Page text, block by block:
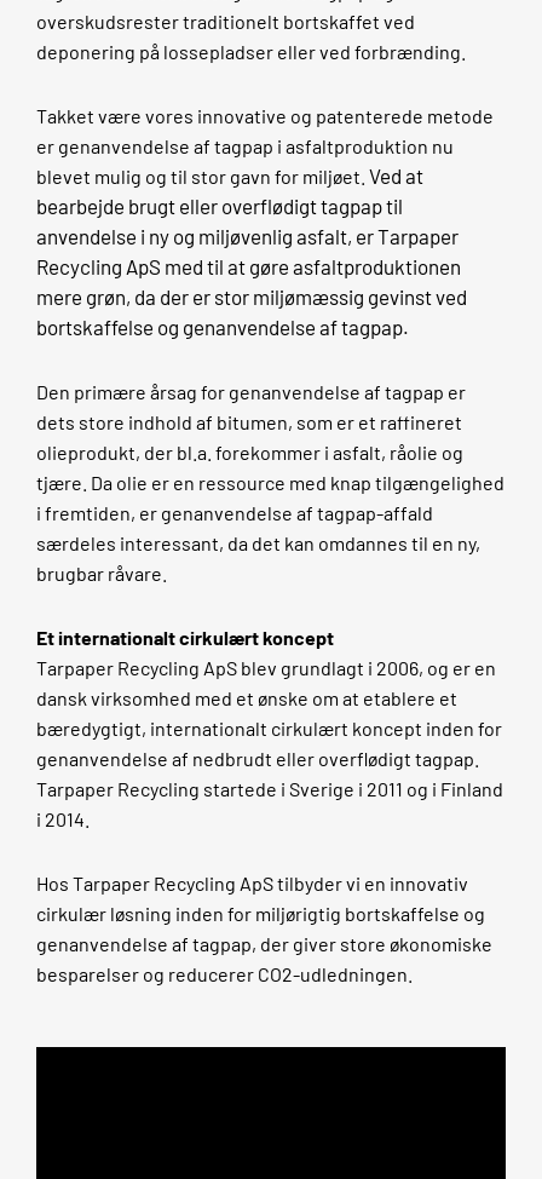
overskudsrester traditionelt bortskaffet ved
deponering på lossepladser eller ved forbrænding.
Takket være vores innovative og patenterede metode
er genanvendelse af tagpap i asfaltproduktion nu
blevet mulig og til stor gavn for miljøet. Ved at
bearbejde brugt eller overflødigt tagpap til
anvendelse i ny og miljøvenlig asfalt, er Tarpaper
Recycling ApS med til at gøre asfaltproduktionen
mere grøn, da der er stor miljømæssig gevinst ved
bortskaffelse og genanvendelse af tagpap.
Den primære årsag for genanvendelse af tagpap er
dets store indhold af bitumen, som er et raffineret
olieprodukt, der bl.a. forekommer i asfalt, råolie og
tjære. Da olie er en ressource med knap tilgængelighed
i fremtiden, er genanvendelse af tagpap-affald
særdeles interessant, da det kan omdannes til en ny,
brugbar råvare.
Et internationalt cirkulært koncept
Tarpaper Recycling ApS blev grundlagt i 2006, og er en
dansk virksomhed med et ønske om at etablere et
bæredygtigt, internationalt cirkulært koncept inden for
genanvendelse af nedbrudt eller overflødigt tagpap.
Tarpaper Recycling startede i Sverige i 2011 og i Finland
i 2014.
Hos Tarpaper Recycling ApS tilbyder vi en innovativ
cirkulær løsning inden for miljørigtig bortskaffelse og
genanvendelse af tagpap, der giver store økonomiske
besparelser og reducerer CO2-udledningen.